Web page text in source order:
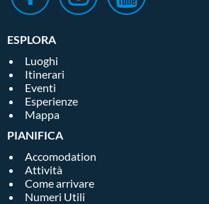
ESPLORA
Luoghi
Itinerari
Eventi
Esperienze
Mappa
PIANIFICA
Accomodation
Attività
Come arrivare
Numeri Utili